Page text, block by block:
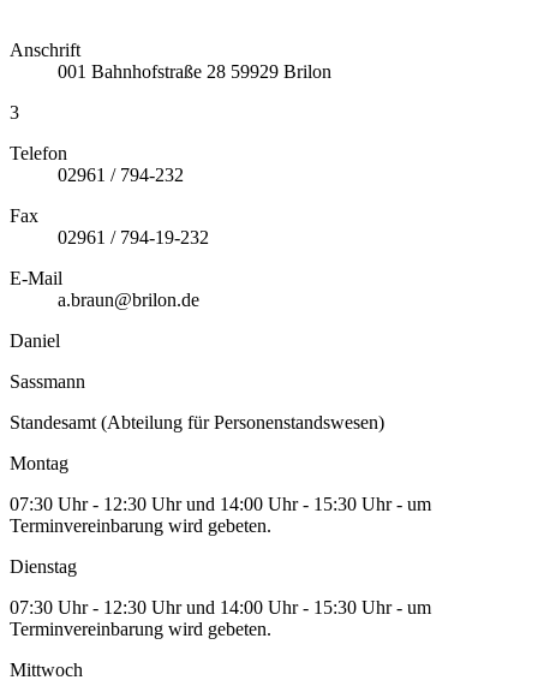
Anschrift
001 Bahnhofstraße 28 59929 Brilon
3
Telefon
02961 / 794-232
Fax
02961 / 794-19-232
E-Mail
a.braun@brilon.de
Daniel
Sassmann
Standesamt (Abteilung für Personenstandswesen)
Montag
07:30 Uhr - 12:30 Uhr und 14:00 Uhr - 15:30 Uhr - um
Terminvereinbarung wird gebeten.
Dienstag
07:30 Uhr - 12:30 Uhr und 14:00 Uhr - 15:30 Uhr - um
Terminvereinbarung wird gebeten.
Mittwoch